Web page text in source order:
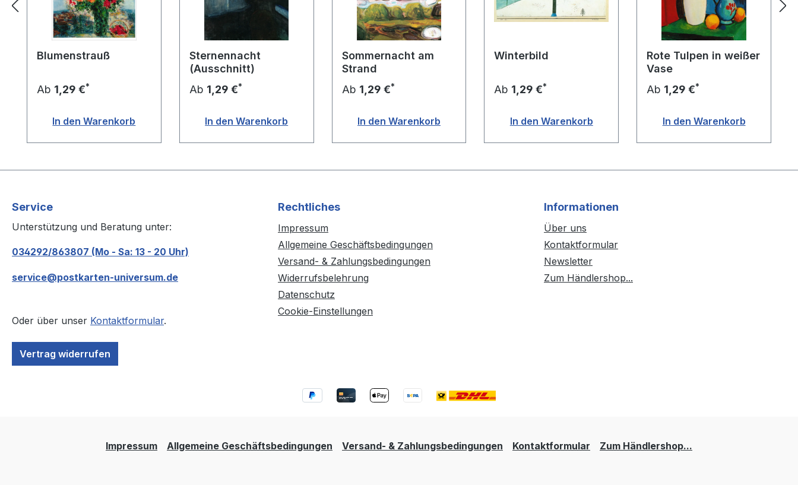
Blumenstrauß
Ab 1,29 €*
In den Warenkorb
Sternennacht
(Ausschnitt)
Ab 1,29 €*
In den Warenkorb
Sommernacht am
Strand
Ab 1,29 €*
In den Warenkorb
Winterbild
Ab 1,29 €*
In den Warenkorb
Rote Tulpen in weißer
Vase
Ab 1,29 €*
In den Warenkorb
Service
Unterstützung und Beratung unter:
034292/863807 (Mo - Sa: 13 - 20 Uhr)
service@postkarten-universum.de
Oder über unser Kontaktformular.
Vertrag widerrufen
Rechtliches
Impressum
Allgemeine Geschäftsbedingungen
Versand- & Zahlungsbedingungen
Widerrufsbelehrung
Datenschutz
Cookie-Einstellungen
Informationen
Über uns
Kontaktformular
Newsletter
Zum Händlershop...
Impressum Allgemeine Geschäftsbedingungen Versand- & Zahlungsbedingungen Kontaktformular Zum Händlershop...